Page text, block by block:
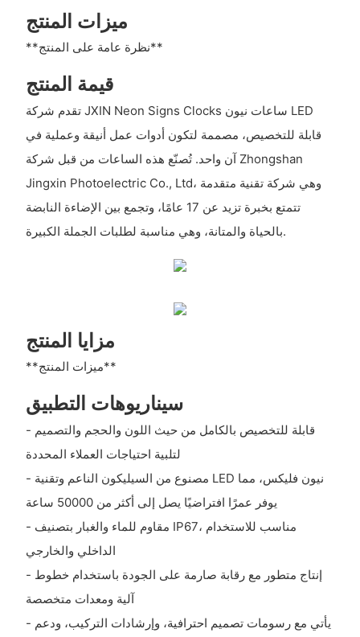
ميزات المنتج
**نظرة عامة على المنتج**
قيمة المنتج
تقدم شركة JXIN Neon Signs Clocks ساعات نيون LED
قابلة للتخصيص، مصممة لتكون أدوات عمل أنيقة وعملية في
آن واحد. تُصنّع هذه الساعات من قبل شركة Zhongshan
Jingxin Photoelectric Co., Ltd، وهي شركة تقنية متقدمة
تتمتع بخبرة تزيد عن 17 عامًا، وتجمع بين الإضاءة النابضة
بالحياة والمتانة، وهي مناسبة لطلبات الجملة الكبيرة.
مزايا المنتج
**ميزات المنتج**
سيناريوهات التطبيق
- قابلة للتخصيص بالكامل من حيث اللون والحجم والتصميم
لتلبية احتياجات العملاء المحددة
- مصنوع من السيليكون الناعم وتقنية LED نيون فليكس، مما
يوفر عمرًا افتراضيًا يصل إلى أكثر من 50000 ساعة
- مقاوم للماء والغبار بتصنيف IP67، مناسب للاستخدام
الداخلي والخارجي
- إنتاج متطور مع رقابة صارمة على الجودة باستخدام خطوط
آلية ومعدات متخصصة
- يأتي مع رسومات تصميم احترافية، وإرشادات التركيب، ودعم